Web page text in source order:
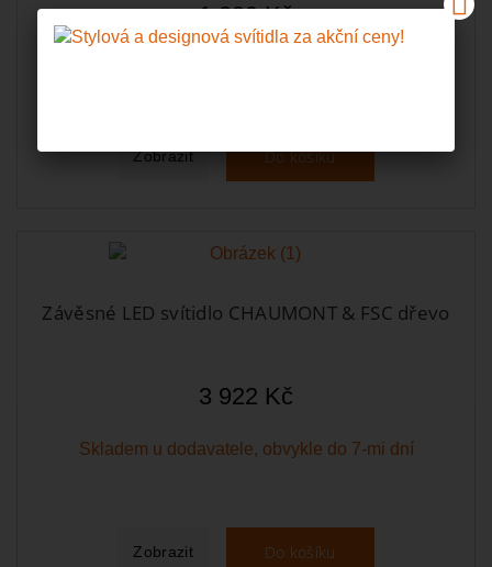
1 399 Kč
Zobrazit Do košíku
Závěsné LED svítidlo CHAUMONT & FSC dřevo
3 922 Kč
Skladem u dodavatele, obvykle do 7-mi dní
Zobrazit Do košíku